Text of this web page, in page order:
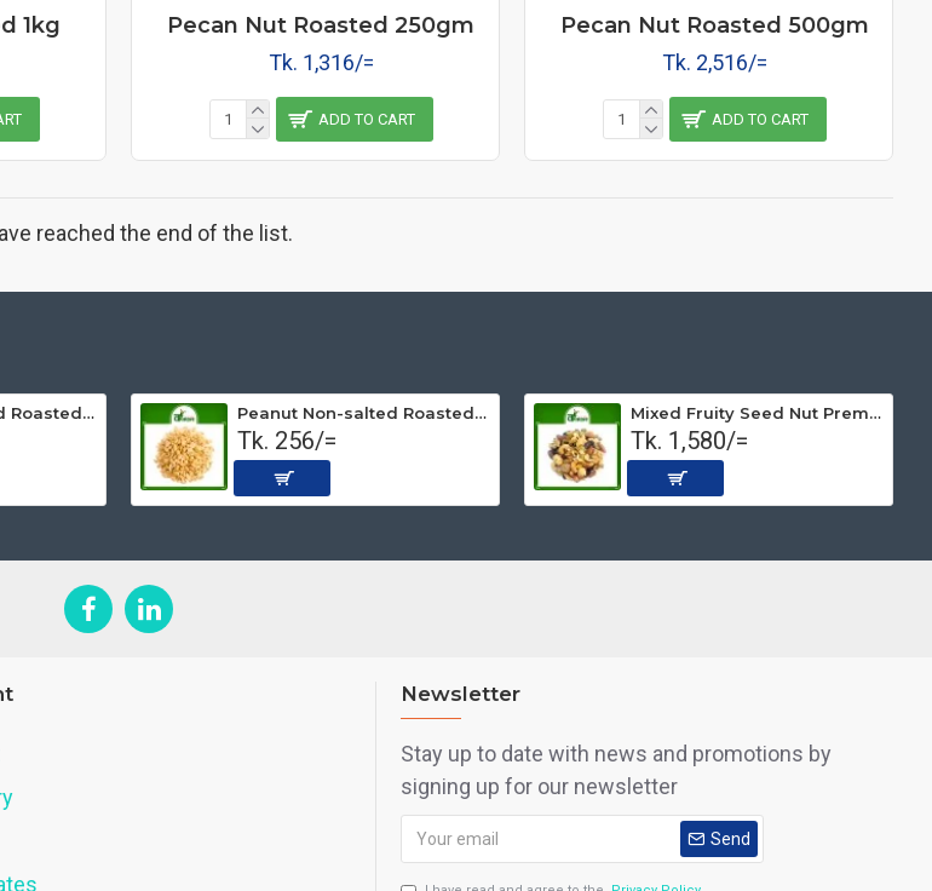
1kg Pecan Nut Roasted 250gm
Tk. 1,316/=
ADD TO CART
Pecan Nut Roasted 500gm
Tk. 2,516/=
ADD TO CART
reached the end of the list.
Peanut Non-Salted Roasted (Premium) 250 gm Peanut Non-salted Roasted (Premium) 500 gm
Tk. 256/=
Mixed Fruity Seed Nut Premium (Roasted) 1 kg
Tk. 1,580/=
Newsletter
Stay up to date with news and promotions by
signing up for our newsletter
Send